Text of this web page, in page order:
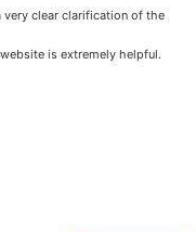
clear clarification of the
is extremely helpful.